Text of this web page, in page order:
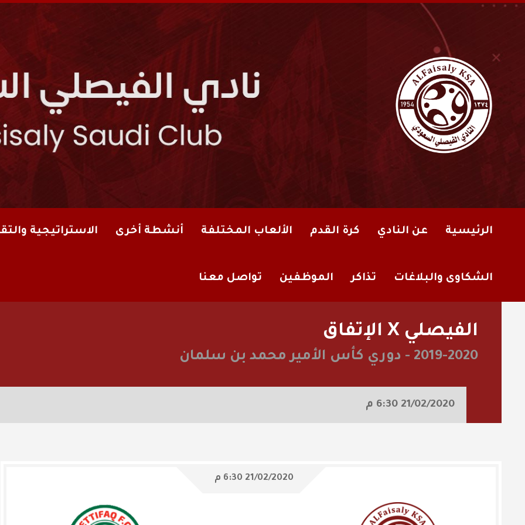
الرئيسية عن النادي كرة القدم الألعاب المختلفة أنشطة أخرى الاستراتيجية
الشكاوى والبلاغات تذاكر الموظفين تواصل معنا
الفيصلي X الإتفاق
2019-2020
- دوري كأس الأمير محمد بن سلمان
21/02/2020
21/02/2020